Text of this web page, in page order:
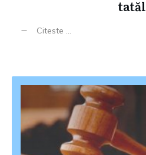
tatăl
Citeste ...